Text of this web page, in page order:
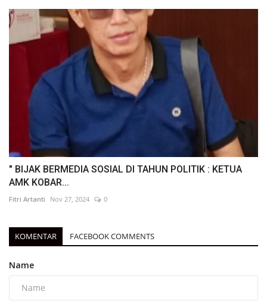
" BIJAK BERMEDIA SOSIAL DI TAHUN POLITIK : KETUA
AMK KOBAR...
Fitri Artanti Nov 27, 2024 0
KOMENTAR FACEBOOK COMMENTS
Name